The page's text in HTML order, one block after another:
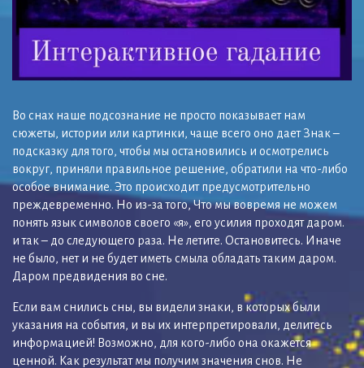
Во снах наше подсознание не просто показывает нам
сюжеты, истории или картинки, чаще всего оно дает Знак –
подсказку для того, чтобы мы остановились и осмотрелись
вокруг, приняли правильное решение, обратили на что-либо
особое внимание. Это происходит предусмотрительно
преждевременно. Но из-за того, Что мы вовремя не можем
понять язык символов своего «я», его усилия проходят даром.
и так – до следующего раза. Не летите. Остановитесь. Иначе
не было, нет и не будет иметь смыла обладать таким даром.
Даром предвидения во сне.
Если вам снились сны, вы видели знаки, в которых были
указания на события, и вы их интерпретировали, делитесь
информацией! Возможно, для кого-либо она окажется
ценной. Как результат мы получим значения снов. Не